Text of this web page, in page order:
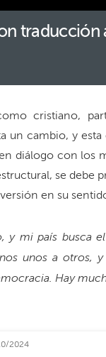
traducción
cristiano,
un cambio, y esta
diálogo con los
se debe
en su
y mi país busca
unos a otros,
Hay
2024